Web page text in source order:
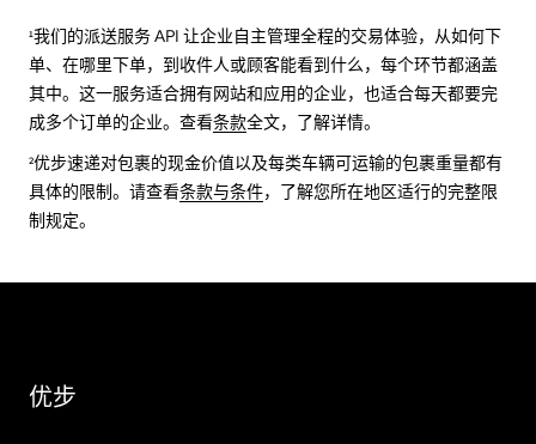
¹我们的派送服务 API 让企业自主管理全程的交易体验，从如何下
单、在哪里下单，到收件人或顾客能看到什么，每个环节都涵盖
其中。这一服务适合拥有网站和应用的企业，也适合每天都要完
成多个订单的企业。查看条款全文，了解详情。
²优步速递对包裹的现金价值以及每类车辆可运输的包裹重量都有
具体的限制。请查看条款与条件，了解您所在地区适行的完整限
制规定。
优步